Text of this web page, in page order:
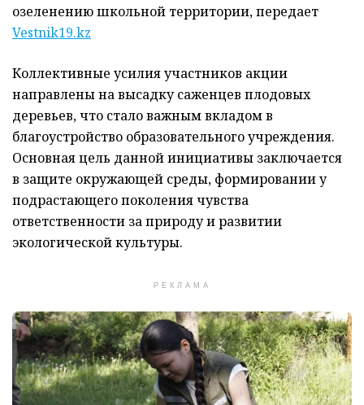
озеленению школьной территории, передает
Vestnik19.kz
Коллективные усилия участников акции
направлены на высадку саженцев плодовых
деревьев, что стало важным вкладом в
благоустройство образовательного учреждения.
Основная цель данной инициативы заключается
в защите окружающей среды, формировании у
подрастающего поколения чувства
ответственности за природу и развитии
экологической культуры.
РЕКЛАМА